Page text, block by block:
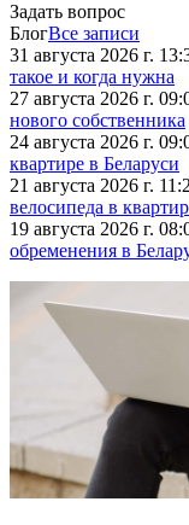
Задать вопрос
БлогВсе записи
31 августа 2026 г.
такое и когда нужна
27 августа 2026 г.
нового собственника
24 августа 2026 г.
квартире в Беларуси
21 августа 2026 г.
велосипеда в
19 августа 2026 г.
обременения в